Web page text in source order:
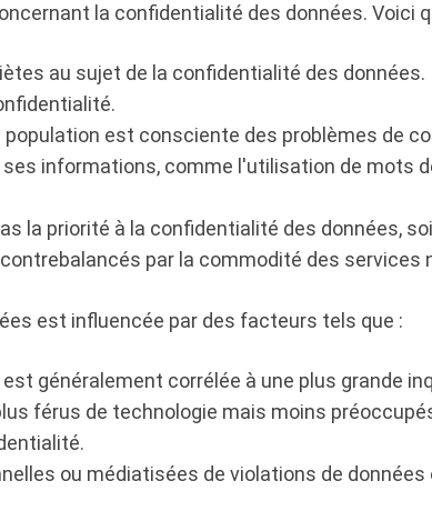
la confidentialité des données. Voici
au sujet de la confidentialité des
est consciente des problèmes de
informations, comme l'utilisation de mots
la priorité à la confidentialité des données,
par la commodité des services
est influencée par des facteurs tels que :
généralement corrélée à une plus grande
férus de technologie mais moins
ou médiatisées de violations de